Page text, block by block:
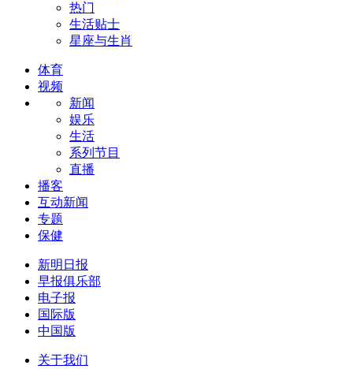
热门
生活贴士
星座与生肖
体育
视频
新闻
娱乐
生活
系列节目
直播
播客
互动新闻
专题
保健
新明日报
早报俱乐部
电子报
国际版
中国版
关于我们